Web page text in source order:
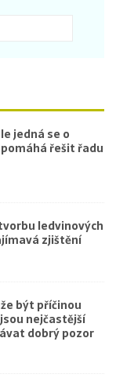
jedná se o
řešit řadu
ledvinových
zjištění
být příčinou
nejčastější
dobrý pozor